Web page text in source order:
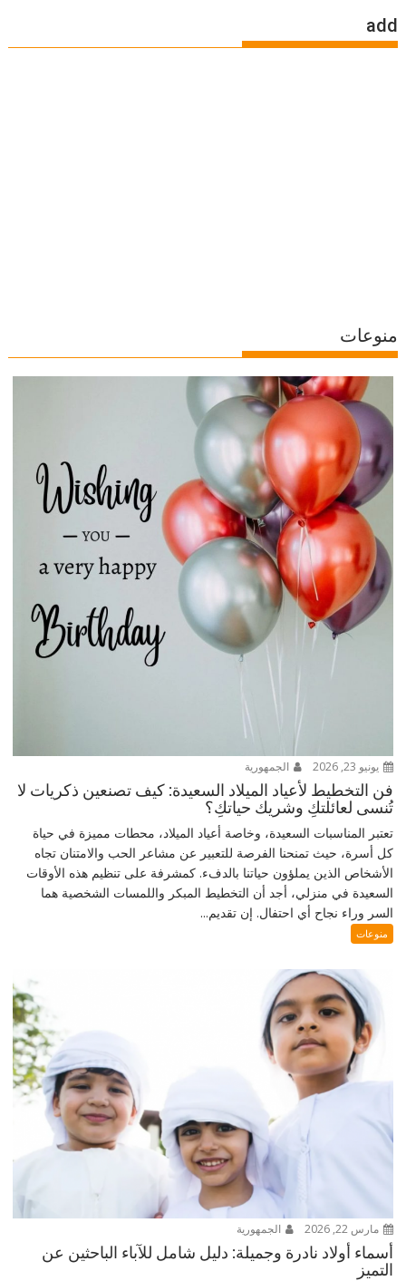
add
منوعات
يونيو 23, 2026 الجمهورية
فن التخطيط لأعياد الميلاد السعيدة: كيف تصنعين ذكريات لا
تُنسى لعائلتكِ وشريك حياتكِ؟
تعتبر المناسبات السعيدة، وخاصة أعياد الميلاد، محطات مميزة في حياة
كل أسرة، حيث تمنحنا الفرصة للتعبير عن مشاعر الحب والامتنان تجاه
الأشخاص الذين يملؤون حياتنا بالدفء. كمشرفة على تنظيم هذه الأوقات
السعيدة في منزلي، أجد أن التخطيط المبكر واللمسات الشخصية هما
السر وراء نجاح أي احتفال. إن تقديم...
منوعات
مارس 22, 2026 الجمهورية
أسماء أولاد نادرة وجميلة: دليل شامل للآباء الباحثين عن
التميز